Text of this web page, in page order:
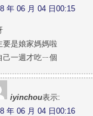
年 06 月 04 日00:15
要是娘家媽媽啦
己一週才吃ㄧ個
iyinchou表示:
年 06 月 04 日00:16